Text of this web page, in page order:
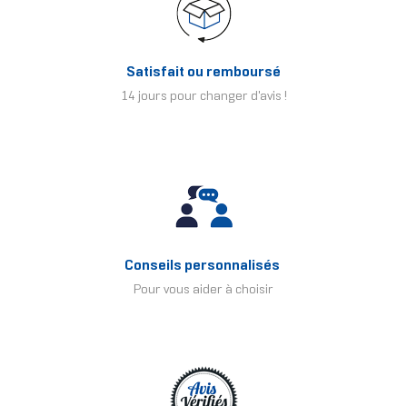
Satisfait ou remboursé
14 jours pour changer d'avis !
Conseils personnalisés
Pour vous aider à choisir